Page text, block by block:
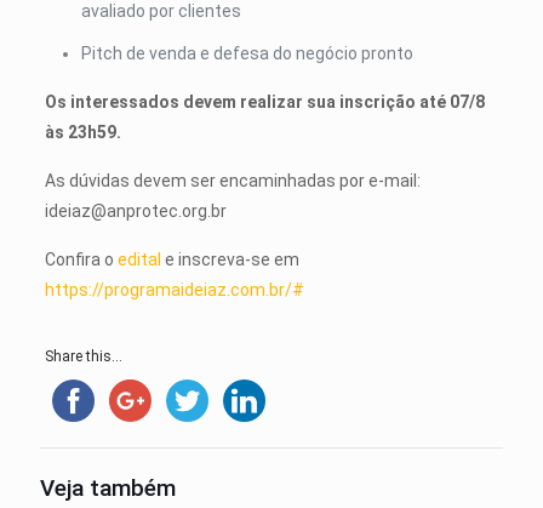
avaliado por clientes
Pitch de venda e defesa do negócio pronto
Os interessados devem realizar sua inscrição até 07/8
às 23h59.
As dúvidas devem ser encaminhadas por e-mail:
ideiaz@anprotec.org.br
Confira o edital e inscreva-se em
https://programaideiaz.com.br/#
Share this...
Veja também